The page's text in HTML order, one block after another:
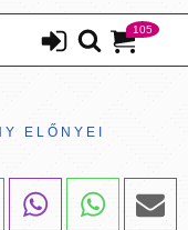
105
ELŐNYEI